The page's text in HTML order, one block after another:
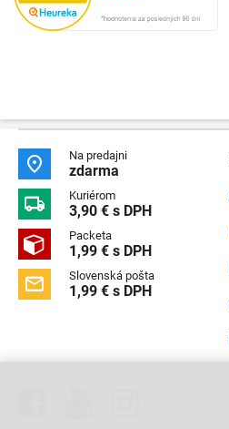
 Na predajni
zdarma
 Kuriérom
3,90 € s DPH
 Packeta
1,99 € s DPH
 Slovenská pošta
1,99 € s DPH